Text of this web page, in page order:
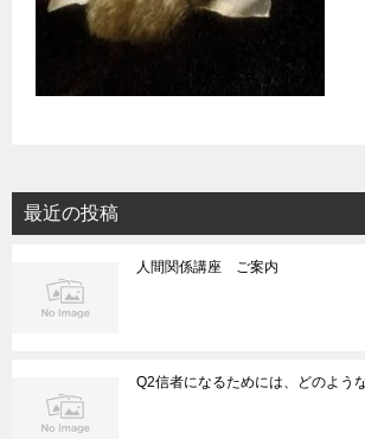
最近の投稿
人間関係講座 ご案内
Q2信者になるためには、どのよう